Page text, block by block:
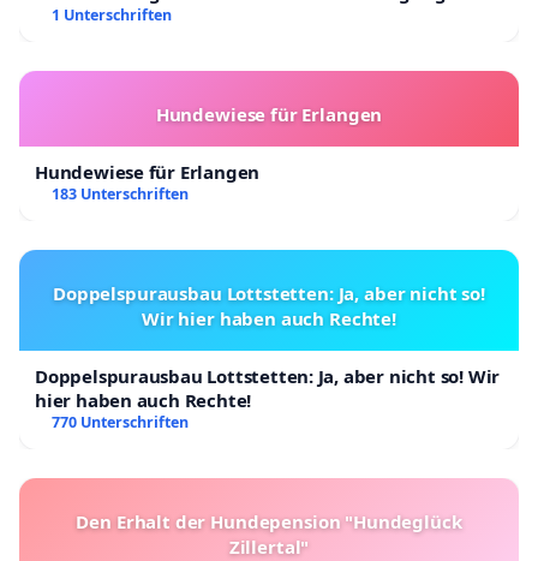
Kinder in Deutschland
1 Unterschriften
Hundewiese für Erlangen
Hundewiese für Erlangen
183 Unterschriften
Doppelspurausbau Lottstetten: Ja, aber nicht so!
Wir hier haben auch Rechte!
Doppelspurausbau Lottstetten: Ja, aber nicht so! Wir
hier haben auch Rechte!
770 Unterschriften
Den Erhalt der Hundepension "Hundeglück
Zillertal"